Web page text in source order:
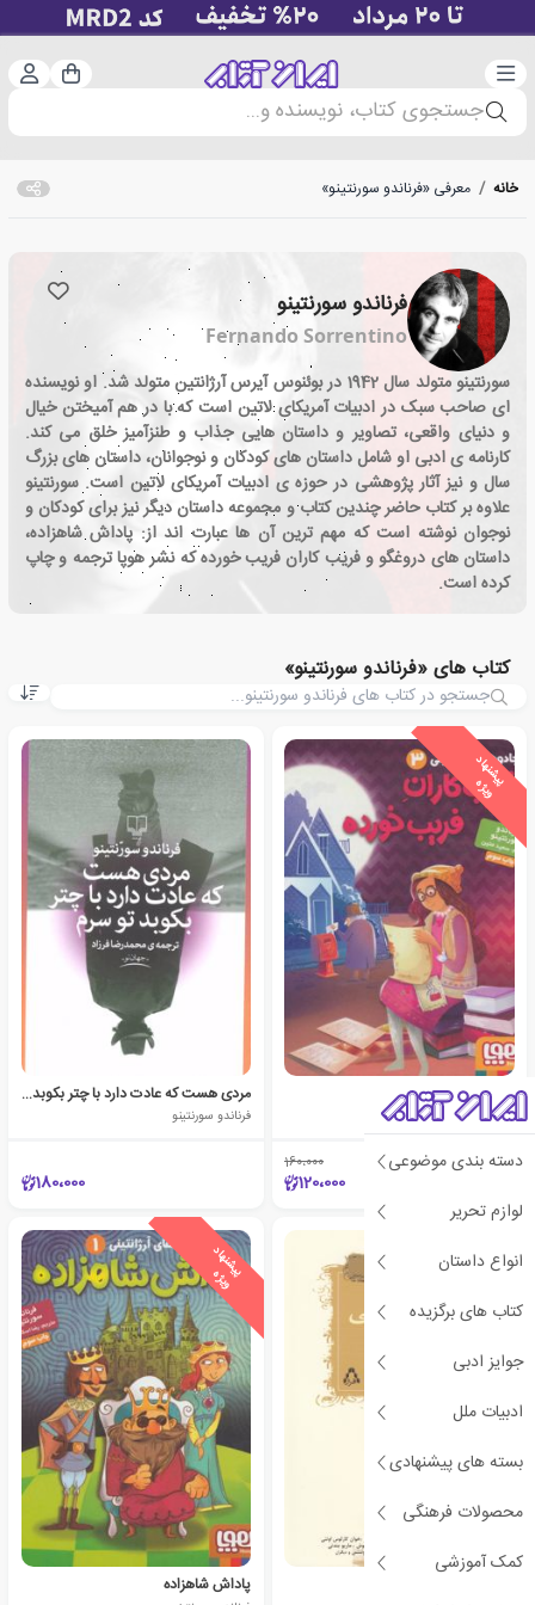
دسته‌بندی سبد
جستجوی کتاب، نویسنده و...
دسته بندی موضوعی
لوازم تحریر
انواع داستان
کتاب های برگزیده
جوایز ادبی
ادبیات ملل
بسته های پیشنهادی
محصولات فرهنگی
کمک آموزشی
خانه / معرفی «فرناندو سورنتینو»
فرناندو سورنتینو
Fernando Sorrentino
سورنتینو متولد سال 1942 در بوئنوس آیرس آرژانتین متولد شد. او نویسنده
ای صاحب سبک در ادبیات آمریکای لاتین است که با در هم آمیختن خیال
و دنیای واقعی، تصاویر و داستان هایی جذاب و طنزآمیز خلق می کند.
کارنامه ی ادبی او شامل داستان های کودکان و نوجوانان، داستان های بزرگ
سال و نیز آثار پژوهشی در حوزه ی ادبیات آمریکای لاتین است. سورنتینو
علاوه بر کتاب حاضر چندین کتاب و مجموعه داستان دیگر نیز برای کودکان و
نوجوان نوشته است که مهم ترین آن ها عبارت اند از: پاداش شاهزاده،
داستان های دروغگو و فریب کاران فریب خورده که نشر هوپا ترجمه و چاپ
کرده است.
کتاب های «فرناندو سورنتینو»
پ
ی
ش
ن
ه
ا
د
و
ی
ژ
ه
فریب کاران فریب خورده
فرناندو سورنتینو
٪25 160،000
120،000
مردی هست که عادت دارد با چتر بکوبد تو سرم
فرناندو سورنتینو
180،000
پ
ی
ش
ن
ه
ا
د
و
ی
ژ
ه
پاداش شاهزاده